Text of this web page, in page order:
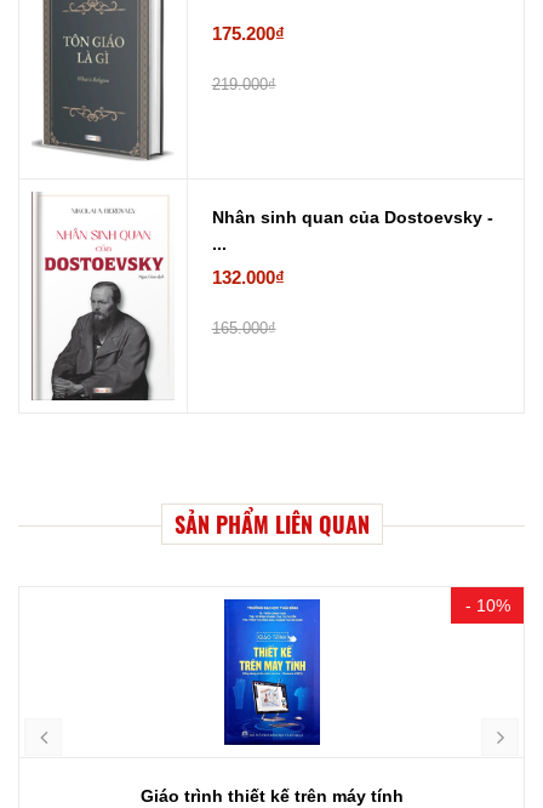
175.200₫
219.000₫
Nhân sinh quan của Dostoevsky -
...
132.000₫
165.000₫
SẢN PHẨM LIÊN QUAN
- 10%
Giáo trình thiết kế trên máy tính